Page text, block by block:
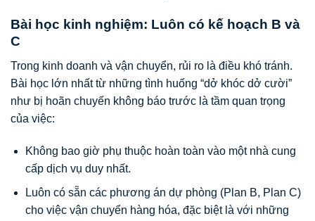
Bài học kinh nghiệm: Luôn có kế hoạch B và
C
Trong kinh doanh và vận chuyển, rủi ro là điều khó tránh.
Bài học lớn nhất từ những tình huống “dở khóc dở cười”
như bị hoãn chuyến không báo trước là tầm quan trọng
của việc:
Không bao giờ phụ thuộc hoàn toàn vào một nhà cung
cấp dịch vụ duy nhất.
Luôn có sẵn các phương án dự phòng (Plan B, Plan C)
cho việc vận chuyển hàng hóa, đặc biệt là với những